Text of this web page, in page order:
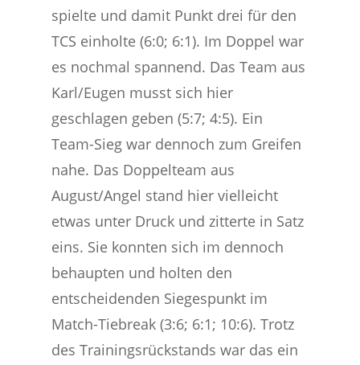
spielte und damit Punkt drei für den
TCS einholte (6:0; 6:1). Im Doppel war
es nochmal spannend. Das Team aus
Karl/Eugen musst sich hier
geschlagen geben (5:7; 4:5). Ein
Team-Sieg war dennoch zum Greifen
nahe. Das Doppelteam aus
August/Angel stand hier vielleicht
etwas unter Druck und zitterte in Satz
eins. Sie konnten sich im dennoch
behaupten und holten den
entscheidenden Siegespunkt im
Match-Tiebreak (3:6; 6:1; 10:6). Trotz
des Trainingsrückstands war das ein